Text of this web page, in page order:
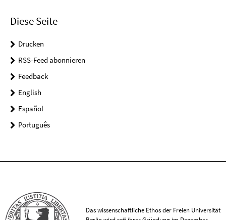
Diese Seite
Drucken
RSS-Feed abonnieren
Feedback
English
Español
Português
Das wissenschaftliche Ethos der Freien Universität